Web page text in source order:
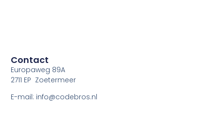
Contact
Europaweg 89A
2711 EP Zoetermeer
E-mail: info@codebros.nl